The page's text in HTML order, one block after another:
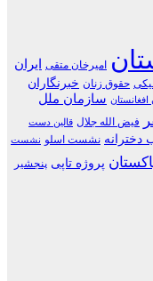
امیرخان متقی ایران
حقوق زنان خبرنگاران
افغانستان سازمان ملل
فیض الله جلال قالین دست
دخترانه نشست اسلو نشست
پروژه تاپی پنجشیر